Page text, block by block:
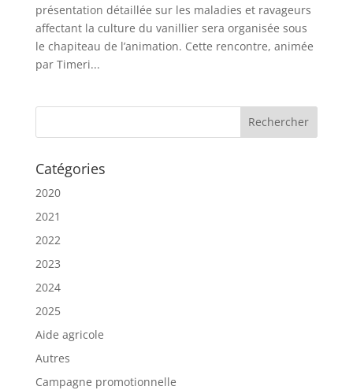
présentation détaillée sur les maladies et ravageurs
affectant la culture du vanillier sera organisée sous
le chapiteau de l’animation. Cette rencontre, animée
par Timeri...
Catégories
2020
2021
2022
2023
2024
2025
Aide agricole
Autres
Campagne promotionnelle